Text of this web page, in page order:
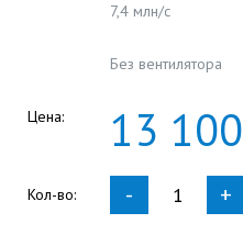
7,4 млн/c
Без вентилятора
Цена: 13 100
Кол-во: - +